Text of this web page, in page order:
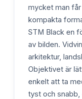
mycket man
kompakta
STM Black en
av bilden.
arkitektur,
Objektivet är
enkelt att ta
tyst och snabb,